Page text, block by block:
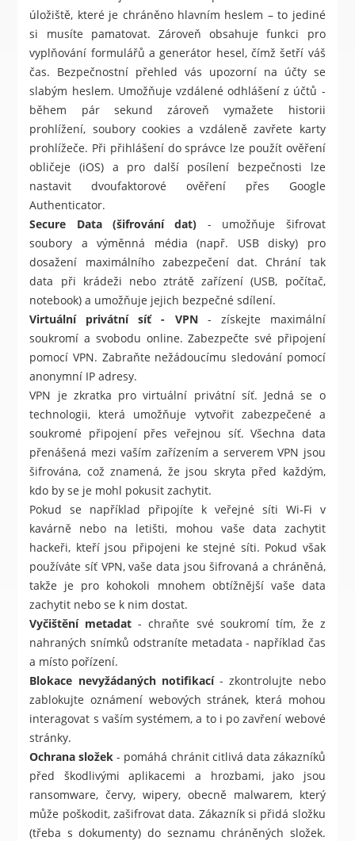
úložiště, které je chráněno hlavním heslem – to jediné
si musíte pamatovat. Zároveň obsahuje funkci pro
vyplňování formulářů a generátor hesel, čímž šetří váš
čas. Bezpečnostní přehled vás upozorní na účty se
slabým heslem. Umožňuje vzdálené odhlášení z účtů -
během pár sekund zároveň vymažete historii
prohlížení, soubory cookies a vzdáleně zavřete karty
prohlížeče. Při přihlášení do správce lze použít ověření
obličeje (iOS) a pro další posílení bezpečnosti lze
nastavit dvoufaktorové ověření přes Google
Authenticator.
Secure Data (šifrování dat) - umožňuje šifrovat
soubory a výměnná média (např. USB disky) pro
dosažení maximálního zabezpečení dat. Chrání tak
data při krádeži nebo ztrátě zařízení (USB, počítač,
notebook) a umožňuje jejich bezpečné sdílení.
Virtuální privátní síť - VPN- získejte maximální
soukromí a svobodu online. Zabezpečte své připojení
pomocí VPN. Zabraňte nežádoucímu sledování pomocí
anonymní IP adresy.
VPN je zkratka pro virtuální privátní síť. Jedná se o
technologii, která umožňuje vytvořit zabezpečené a
soukromé připojení přes veřejnou síť. Všechna data
přenášená mezi vaším zařízením a serverem VPN jsou
šifrována, což znamená, že jsou skryta před každým,
kdo by se je mohl pokusit zachytit.
Pokud se například připojíte k veřejné síti Wi-Fi v
kavárně nebo na letišti, mohou vaše data zachytit
hackeři, kteří jsou připojeni ke stejné síti. Pokud však
používáte síť VPN, vaše data jsou šifrovaná a chráněná,
takže je pro kohokoli mnohem obtížnější vaše data
zachytit nebo se k nim dostat.
Vyčištění metadat - chraňte své soukromí tím, že z
nahraných snímků odstraníte metadata - například čas
a místo pořízení.
Blokace nevyžádaných notifikací- zkontrolujte nebo
zablokujte oznámení webových stránek, která mohou
interagovat s vaším systémem, a to i po zavření webové
stránky.
Ochrana složek - pomáhá chránit citlivá data zákazníků
před škodlivými aplikacemi a hrozbami, jako jsou
ransomware, červy, wipery, obecně malwarem, který
může poškodit, zašifrovat data. Zákazník si přidá složku
(třeba s dokumenty) do seznamu chráněných složek.